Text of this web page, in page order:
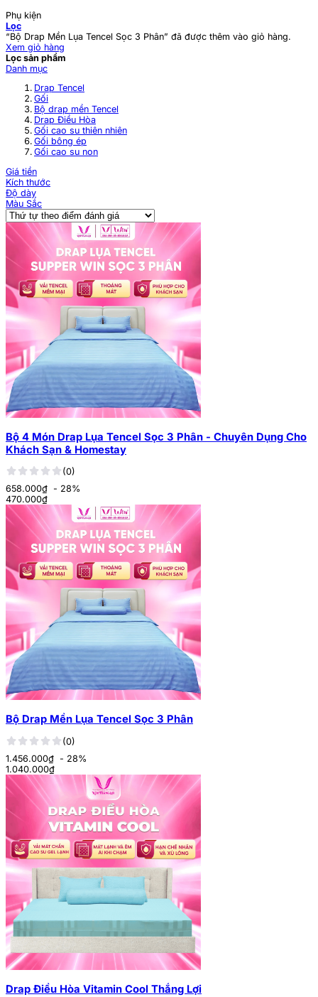
Phụ kiện
Lọc
“Bộ Drap Mền Lụa Tencel Sọc 3 Phân” đã được thêm vào giỏ hàng.
Xem giỏ hàng
Lọc sản phẩm
Danh mục
Drap Tencel
Gối
Bộ drap mền Tencel
Drap Điều Hòa
Gối cao su thiên nhiên
Gối bông ép
Gối cao su non
Giá tiền
Kích thước
Độ dày
Màu Sắc
Bộ 4 Món Drap Lụa Tencel Sọc 3 Phân - Chuyên Dụng Cho
Khách Sạn & Homestay
(0)
658.000₫ - 28%
470.000₫
Bộ Drap Mền Lụa Tencel Sọc 3 Phân
(0)
1.456.000₫ - 28%
1.040.000₫
Drap Điều Hòa Vitamin Cool Thắng Lợi